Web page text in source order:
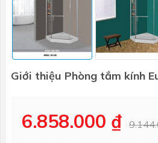
Giới thiệu Phòng tắm kính
6.858.000 ₫